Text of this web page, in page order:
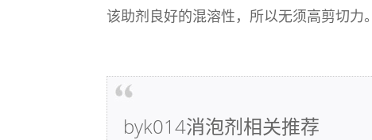
该助剂良好的混溶性，所以无须高剪切力。
byk014消泡剂相关推荐